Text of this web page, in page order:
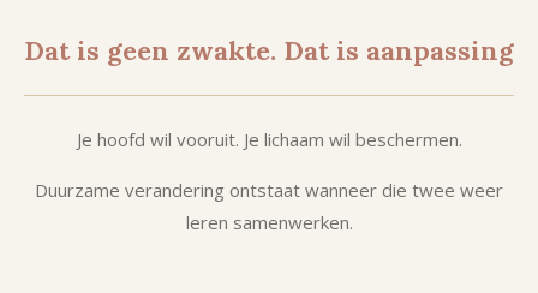
Dat is geen zwakte. Dat is aanpassing
Je hoofd wil vooruit. Je lichaam wil beschermen.
Duurzame verandering ontstaat wanneer die twee weer
leren samenwerken.